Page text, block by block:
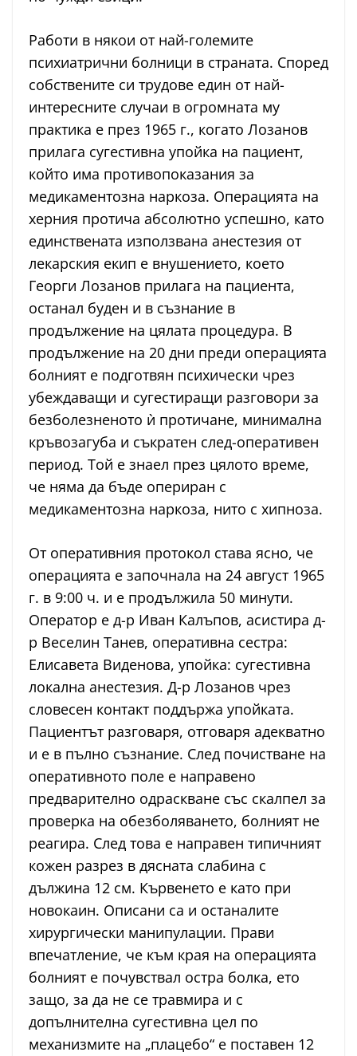
Работи в някои от най-големите
психиатрични болници в страната. Според
собствените си трудове един от най-
интересните случаи в огромната му
практика е през 1965 г., когато Лозанов
прилага сугестивна упойка на пациент,
който има противопоказания за
медикаментозна наркоза. Операцията на
херния протича абсолютно успешно, като
единствената използвана анестезия от
лекарския екип е внушението, което
Георги Лозанов прилага на пациента,
останал буден и в съзнание в
продължение на цялата процедура. В
продължение на 20 дни преди операцията
болният е подготвян психически чрез
убеждаващи и сугестиращи разговори за
безболезненото ѝ протичане, минимална
кръвозагуба и съкратен след-оперативен
период. Той е знаел през цялото време,
че няма да бъде опериран с
медикаментозна наркоза, нито с хипноза.
От оперативния протокол става ясно, че
операцията е започнала на 24 август 1965
г. в 9:00 ч. и е продължила 50 минути.
Оператор е д-р Иван Калъпов, асистира д-
р Веселин Танев, оперативна сестра:
Елисавета Виденова, упойка: сугестивна
локална анестезия. Д-р Лозанов чрез
словесен контакт поддържа упойката.
Пациентът разговаря, отговаря адекватно
и е в пълно съзнание. След почистване на
оперативното поле е направено
предварително одраскване със скалпел за
проверка на обезболяването, болният не
реагира. След това е направен типичният
кожен разрез в дясната слабина с
дължина 12 см. Кървенето е като при
новокаин. Описани са и останалите
хирургически манипулации. Прави
впечатление, че към края на операцията
болният е почувствал остра болка, ето
защо, за да не се травмира и с
допълнителна сугестивна цел по
механизмите на „плацебо“ е поставен 12